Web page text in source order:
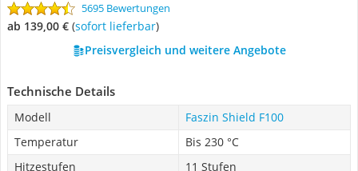
5695 Bewertungen
ab 139,00 € ( Sofort lieferbar)
Preisvergleich und weitere Angebote
Technische Details
Modell
Faszin Shield F100
Temperatur
Bis 230 °C
Hitzestufen
11 Stufen